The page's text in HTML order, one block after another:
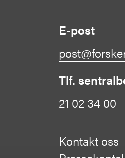
E-post
Tlf.
21 02 34 00
Kontakt oss